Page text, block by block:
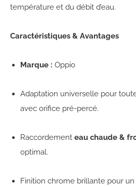
température et du débit d’eau.
Caractéristiques & Avantages
Marque : Oppio
Adaptation universelle pour
avec orifice pré-percé.
Raccordement eau chaude &
optimal.
Finition chrome brillante pour